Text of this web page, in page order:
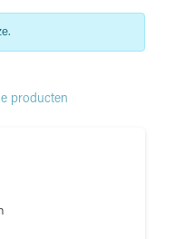
producten